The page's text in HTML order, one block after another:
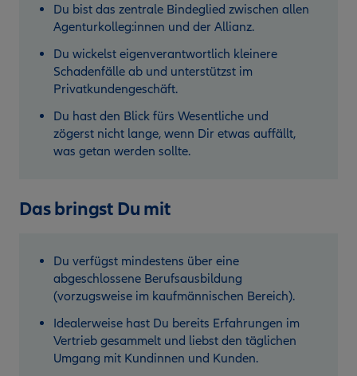
Du bist das zentrale Bindeglied zwischen allen
Agenturkolleg:innen und der Allianz.
Du wickelst eigenverantwortlich kleinere
Schadenfälle ab und unterstützst im
Privatkundengeschäft.
Du hast den Blick fürs Wesentliche und
zögerst nicht lange, wenn Dir etwas auffällt,
was getan werden sollte.
Das bringst Du mit
Du verfügst mindestens über eine
abgeschlossene Berufsausbildung
(vorzugsweise im kaufmännischen Bereich).
Idealerweise hast Du bereits Erfahrungen im
Vertrieb gesammelt und liebst den täglichen
Umgang mit Kundinnen und Kunden.